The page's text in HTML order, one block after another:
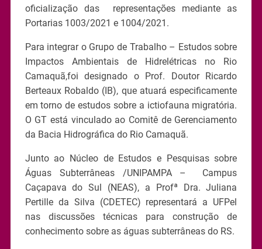
oficialização das representações mediante as
Portarias 1003/2021 e 1004/2021.
Para integrar o Grupo de Trabalho – Estudos sobre
Impactos Ambientais de Hidrelétricas no Rio
Camaquã,foi designado o Prof. Doutor Ricardo
Berteaux Robaldo (IB), que atuará especificamente
em torno de estudos sobre a ictiofauna migratória.
O GT está vinculado ao Comitê de Gerenciamento
da Bacia Hidrográfica do Rio Camaquã.
Junto ao Núcleo de Estudos e Pesquisas sobre
Águas Subterrâneas /UNIPAMPA – Campus
Caçapava do Sul (NEAS), a Profª Dra. Juliana
Pertille da Silva (CDETEC) representará a UFPel
nas discussões técnicas para construção de
conhecimento sobre as águas subterrâneas do RS.